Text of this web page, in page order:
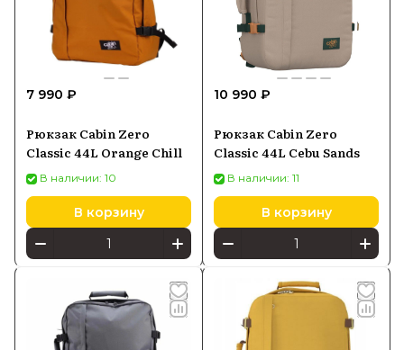
Купить рюкзаки Cabinzero можно в Batya
Store с официальной гарантией
производителя и быстрой доставкой по
предлагает выгодные цены и широкий
7 990 ₽
Рюкзак Cabin Zero
Classic 44L Orange Chill
В наличии: 10
В корзину
10 990 ₽
Рюкзак Cabin Zero
Classic 44L Cebu Sands
В наличии: 11
В корзину